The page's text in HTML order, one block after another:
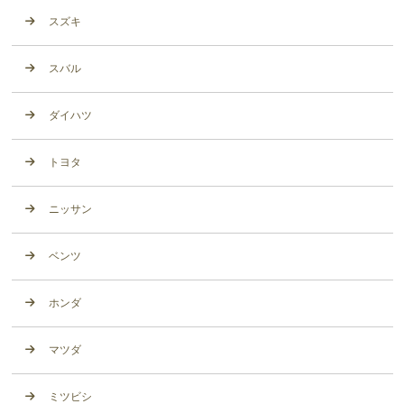
スズキ
スバル
ダイハツ
トヨタ
ニッサン
ベンツ
ホンダ
マツダ
ミツビシ